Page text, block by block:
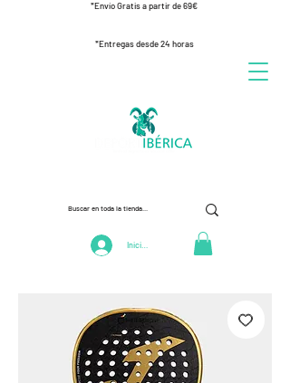
*Envío Gratis a partir de 69€
*Entregas desde 24 horas
Iniciar Sesión